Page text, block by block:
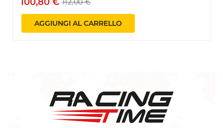
112,00 €
AGGIUNGI AL CARRELLO